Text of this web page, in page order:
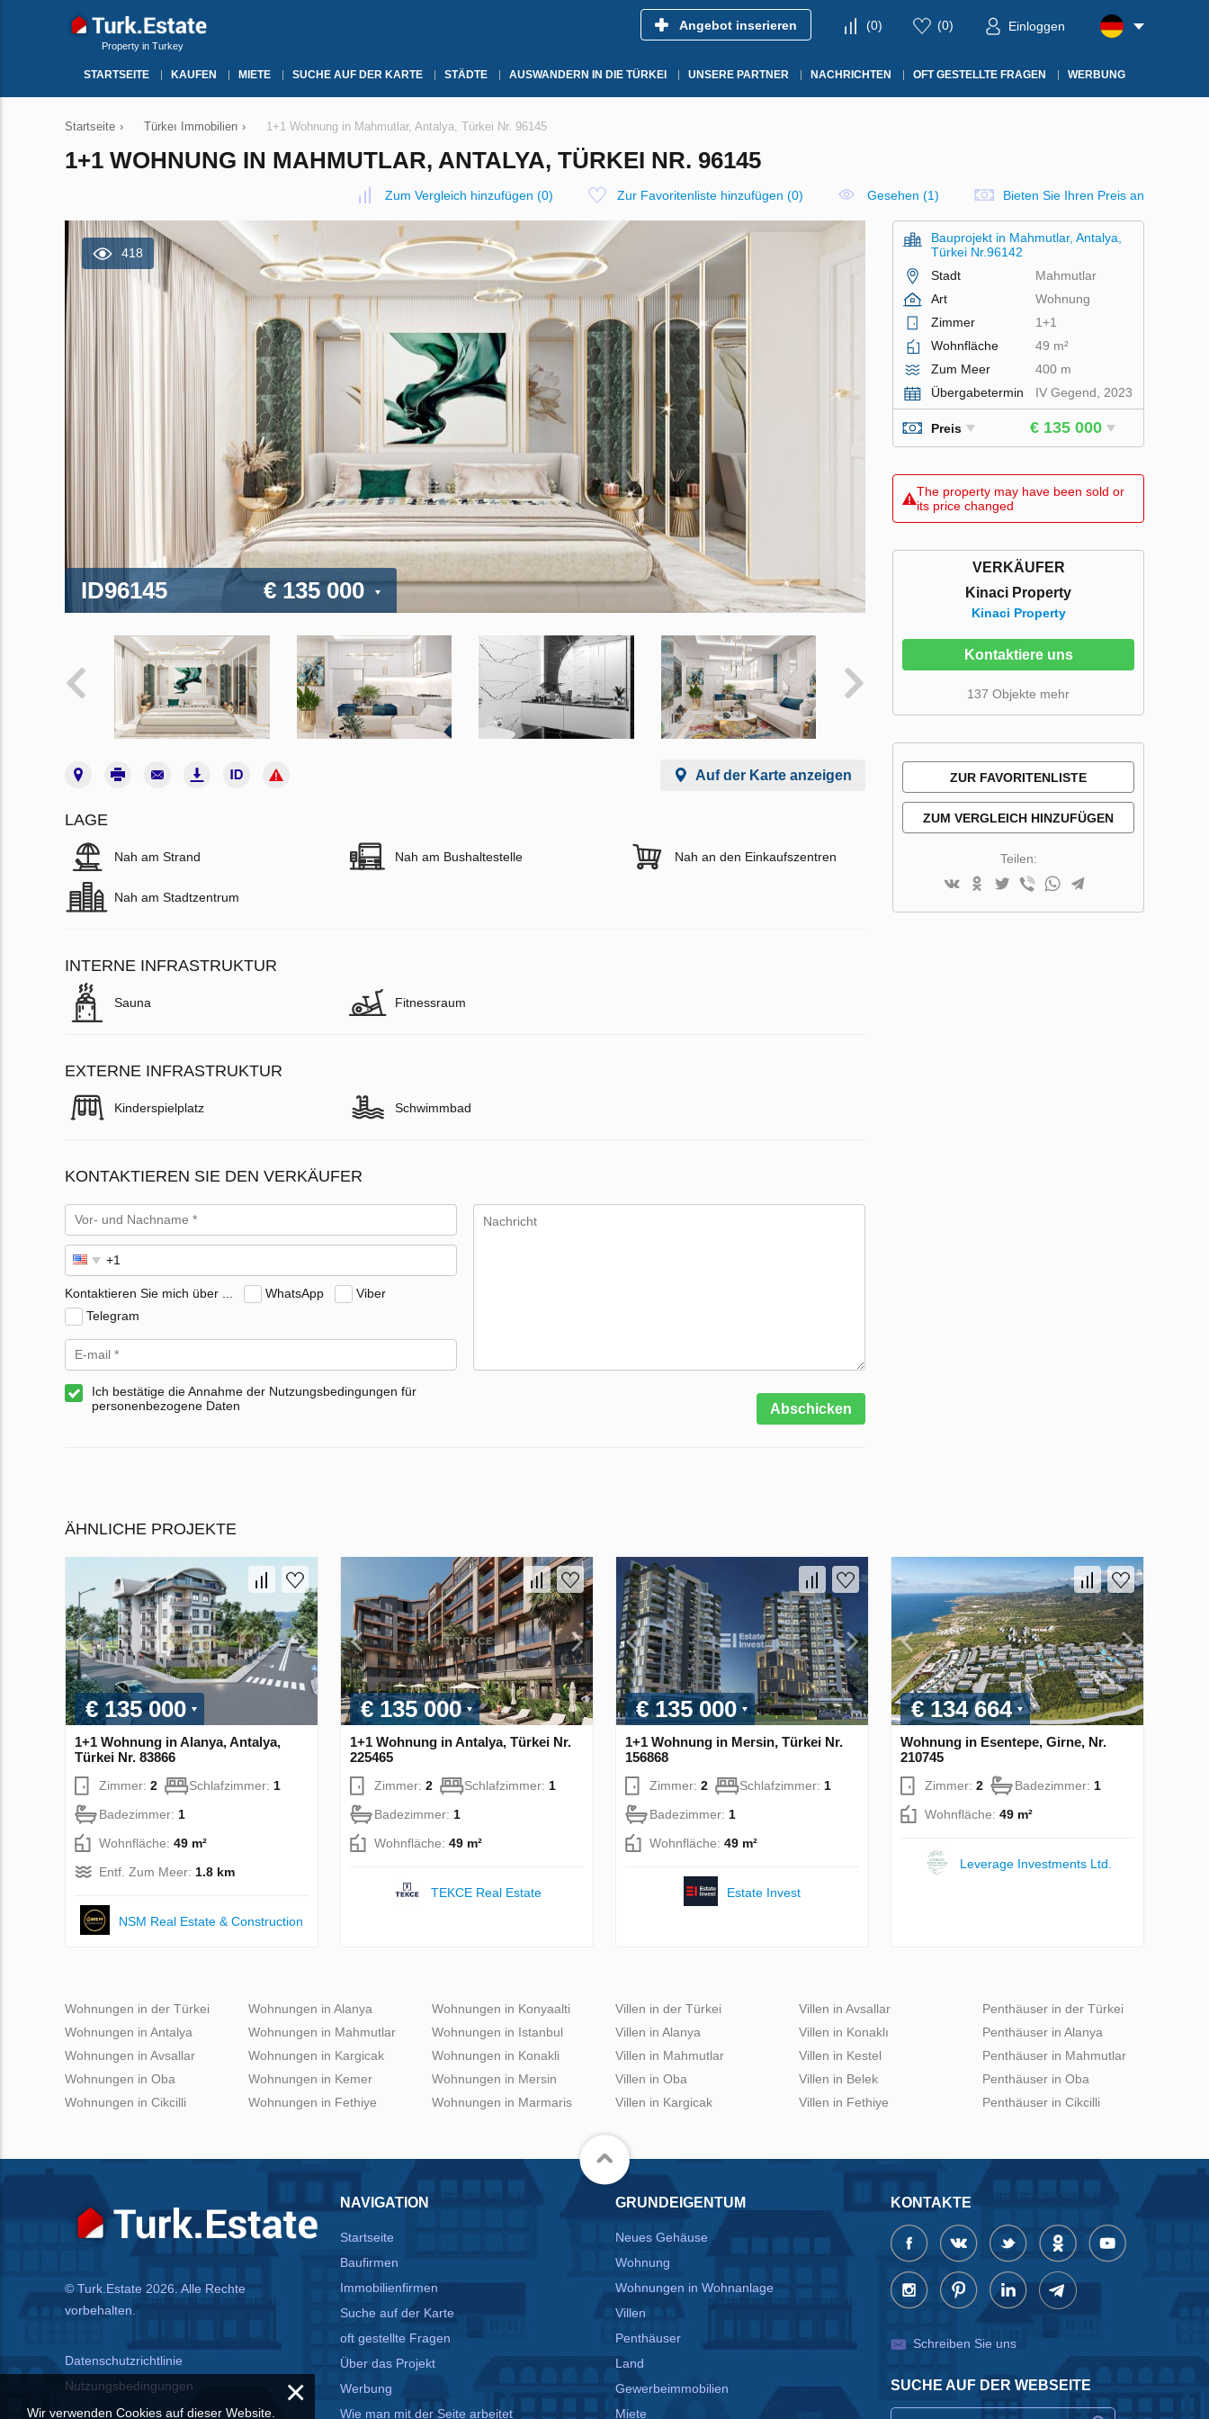
Property in Turkey
Angebot inserieren (0) (0) Einloggen
STARTSEITE KAUFEN MIETE SUCHE AUF DER KARTE STÄDTE AUSWANDERN IN DIE TÜRKEI UNSERE PARTNER NACHRICHTEN OFT GESTELLTE FRAGEN WERBUNG
Startseite › Türkeı Immobilien › 1+1 Wohnung in Mahmutlar, Antalya, Türkei Nr. 96145
1+1 WOHNUNG IN MAHMUTLAR, ANTALYA, TÜRKEI NR. 96145
Zum Vergleich hinzufügen (0) Zur Favoritenliste hinzufügen (0) Gesehen (1) Bieten Sie Ihren Preis an
418
ID96145 € 135 000
Auf der Karte anzeigen
LAGE
Nah am Strand Nah am Bushaltestelle Nah an den Einkaufszentren
Nah am Stadtzentrum
INTERNE INFRASTRUKTUR
Sauna Fitnessraum
EXTERNE INFRASTRUKTUR
Kinderspielplatz Schwimmbad
KONTAKTIEREN SIE DEN VERKÄUFER
Kontaktieren Sie mich über ... WhatsApp
Viber
Telegram
Ich bestätige die Annahme der Nutzungsbedingungen für
personenbezogene Daten
Abschicken
Bauprojekt in Mahmutlar, Antalya,
Türkei Nr.96142
Stadt
Mahmutlar
Art
Wohnung
Zimmer
1+1
Wohnfläche
49 m²
Zum Meer
400 m
Übergabetermin
IV Gegend, 2023
Preis € 135 000
The property may have been sold or
its price changed
VERKÄUFER
Kinaci Property
Kinaci Property
Kontaktiere uns
137 Objekte mehr
ZUR FAVORITENLISTE
ZUM VERGLEICH HINZUFÜGEN
Teilen:
ÄHNLICHE PROJEKTE
€ 135 000
1+1 Wohnung in Alanya, Antalya,
Türkei Nr. 83866
Zimmer: 2 Schlafzimmer: 1
Badezimmer: 1
Wohnfläche: 49 m²
Entf. Zum Meer: 1.8 km
NSM Real Estate & Construction
€ 135 000
1+1 Wohnung in Antalya, Türkei Nr.
225465
Zimmer: 2 Schlafzimmer: 1
Badezimmer: 1
Wohnfläche: 49 m²
TEKCE Real Estate
€ 135 000
1+1 Wohnung in Mersin, Türkei Nr.
156868
Zimmer: 2 Schlafzimmer: 1
Badezimmer: 1
Wohnfläche: 49 m²
Estate Invest
€ 134 664
Wohnung in Esentepe, Girne, Nr.
210745
Zimmer: 2 Badezimmer: 1
Wohnfläche: 49 m²
Leverage Investments Ltd.
Wohnungen in der Türkei
Wohnungen in Antalya
Wohnungen in Avsallar
Wohnungen in Oba
Wohnungen in Cikcilli
Wohnungen in Alanya
Wohnungen in Mahmutlar
Wohnungen in Kargicak
Wohnungen in Kemer
Wohnungen in Fethiye
Wohnungen in Konyaalti
Wohnungen in Istanbul
Wohnungen in Konakli
Wohnungen in Mersin
Wohnungen in Marmaris
Villen in der Türkei
Villen in Alanya
Villen in Mahmutlar
Villen in Oba
Villen in Kargicak
Villen in Avsallar
Villen in Konaklı
Villen in Kestel
Villen in Belek
Villen in Fethiye
Penthäuser in der Türkei
Penthäuser in Alanya
Penthäuser in Mahmutlar
Penthäuser in Oba
Penthäuser in Cikcilli
© Turk.Estate 2026. Alle Rechte
vorbehalten.
Datenschutzrichtlinie
Nutzungsbedingungen
NAVIGATION
Startseite
Baufirmen
Immobilienfirmen
Suche auf der Karte
oft gestellte Fragen
Über das Projekt
Werbung
Wie man mit der Seite arbeitet
GRUNDEIGENTUM
Neues Gehäuse
Wohnung
Wohnungen in Wohnanlage
Villen
Penthäuser
Land
Gewerbeimmobilien
Miete
KONTAKTE
Schreiben Sie uns
SUCHE AUF DER WEBSEITE
×
Wir verwenden Cookies auf dieser Website.